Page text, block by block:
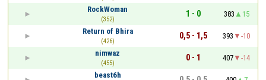
RockWoman
(352)
1 - 0 383
15
Return of Bhira
(426)
0,5 - 1,5 393
-10
nimwaz
(455)
0 - 1 407
-14
beast6h